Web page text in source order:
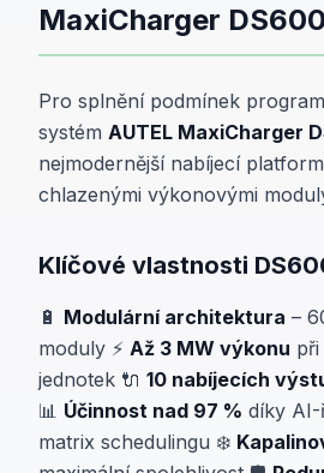
MaxiCharger
Pro splnění podmínek
systém AUTEL MaxiCharger
nejmodernější nabíjecí
chlazenými výkonovými
Klíčové vlastnosti
🔋 Modulární architektura –
moduly ⚡ Až 3 MW výkonu
jednotek 🔌 10 nabíjecích
📊 Účinnost nad 97 % díky
matrix schedulingu ❄️